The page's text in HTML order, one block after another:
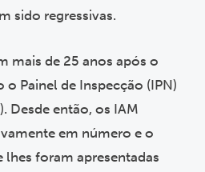
sido regressivas.
mais de 25 anos após o
Painel de Inspecção (IPN)
Desde então, os IAM
em número e o
lhes foram apresentadas